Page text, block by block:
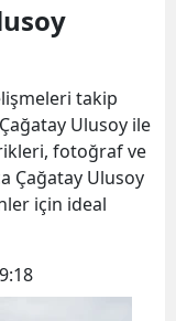
takip
Ulusoy ile
fotoğraf ve
Çağatay Ulusoy
için ideal